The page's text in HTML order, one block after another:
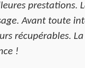
prestations.
Avant toute
récupérables.
!